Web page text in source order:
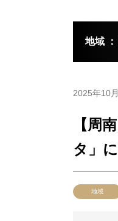
地域
2025年10
【周
タ」
地域